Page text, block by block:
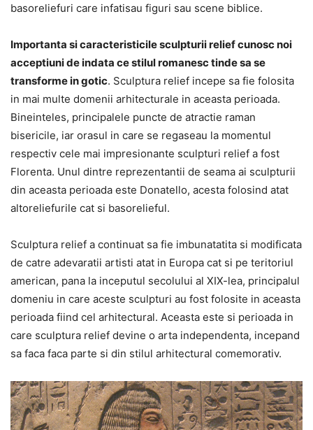
basoreliefuri care infatisau figuri sau scene biblice.
Importanta si caracteristicile sculpturii relief cunosc noi
acceptiuni de indata ce stilul romanesc tinde sa se
transforme in gotic. Sculptura relief incepe sa fie folosita
in mai multe domenii arhitecturale in aceasta perioada.
Bineinteles, principalele puncte de atractie raman
bisericile, iar orasul in care se regaseau la momentul
respectiv cele mai impresionante sculpturi relief a fost
Florenta. Unul dintre reprezentantii de seama ai sculpturii
din aceasta perioada este Donatello, acesta folosind atat
altoreliefurile cat si basorelieful.
Sculptura relief a continuat sa fie imbunatatita si modificata
de catre adevaratii artisti atat in Europa cat si pe teritoriul
american, pana la inceputul secolului al XIX-lea, principalul
domeniu in care aceste sculpturi au fost folosite in aceasta
perioada fiind cel arhitectural. Aceasta este si perioada in
care sculptura relief devine o arta independenta, incepand
sa faca faca parte si din stilul arhitectural comemorativ.